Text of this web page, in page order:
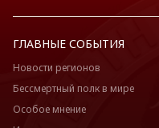
ГЛАВНЫЕ СОБЫТИЯ
Новости регионов
Бессмертный полк в мире
Особое мнение